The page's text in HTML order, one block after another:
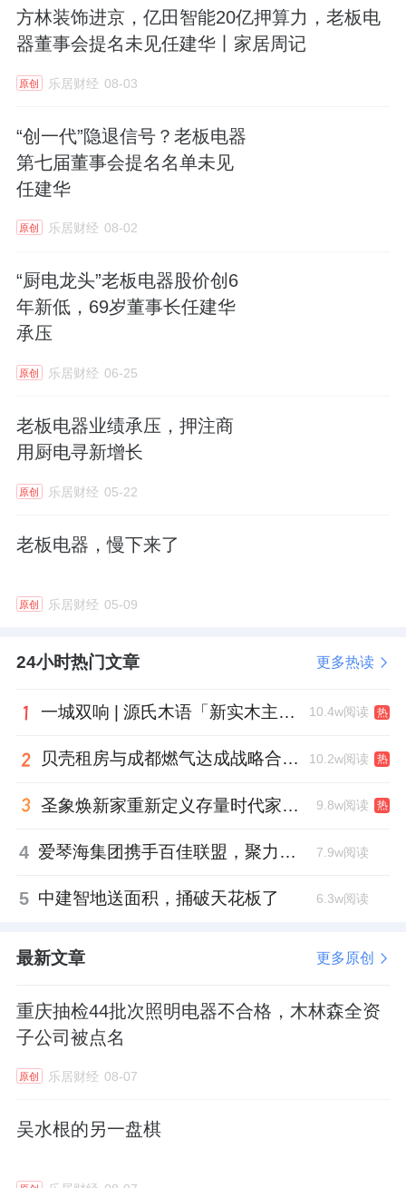
方林装饰进京，亿田智能20亿押算力，老板电
器董事会提名未见任建华丨家居周记
原创 乐居财经 08-03
“创一代”隐退信号？老板电器
第七届董事会提名名单未见
任建华
原创 乐居财经 08-02
“厨电龙头”老板电器股价创6
年新低，69岁董事长任建华
承压
原创 乐居财经 06-25
老板电器业绩承压，押注商
用厨电寻新增长
原创 乐居财经 05-22
老板电器，慢下来了
原创 乐居财经 05-09
24小时热门文章 更多热读
一城双响 | 源氏木语「新实木主义——黑标生活提案」发布会落地天津，黑标旗舰店盛大启幕 10.4w阅读 热
贝壳租房与成都燃气达成战略合作 打通安全巡检“最后一米” 10.2w阅读 热
圣象焕新家重新定义存量时代家居升级逻辑，筑牢说换就换的底气！ 9.8w阅读 热
4 爱琴海集团携手百佳联盟，聚力共拓存量商业新赛道 7.9w阅读
5 中建智地送面积，捅破天花板了 6.3w阅读
最新文章 更多原创
重庆抽检44批次照明电器不合格，木林森全资
子公司被点名
原创 乐居财经 08-07
吴水根的另一盘棋